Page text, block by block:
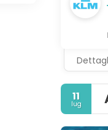
11
lug